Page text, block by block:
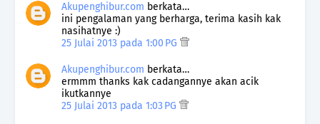
Akupenghibur.com berkata…
ini pengalaman yang berharga, terima kasih kak
nasihatnye :)
25 Julai 2013 pada 1:00 PG
Akupenghibur.com berkata…
ermmm thanks kak cadangannye akan acik
ikutkannye
25 Julai 2013 pada 1:03 PG